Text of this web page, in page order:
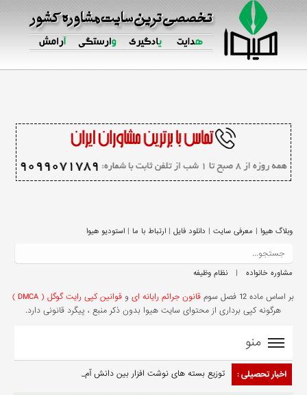
وبلاگ هیوا | معرفی سایت| دانلود فایل| ارتباط با ما| استودیو هیوا
مشاوره خانواده| نظام وظیفه
بر اساس ماده 12 فصل سوم قانون جرائم رایانه ای و قوانین کپی رایت گوگل ( DMCA )
هرگونه کپی برداری از محتوای سایت هیوا بدون ذکر منبع ، پیگرد قانونی دارد.
منو
: اخبار تحصیلی توزیع بسته‌ های نوشت‌ افزار بین دانش‌ آموزان آس-